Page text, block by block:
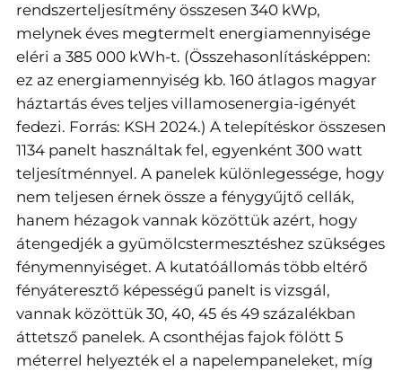
rendszerteljesítmény összesen 340 kWp,
melynek éves megtermelt energiamennyisége
eléri a 385 000 kWh-t. (Összehasonlításképpen:
ez az energiamennyiség kb. 160 átlagos magyar
háztartás éves teljes villamosenergia-igényét
fedezi. Forrás: KSH 2024.) A telepítéskor összesen
1134 panelt használtak fel, egyenként 300 watt
teljesítménnyel. A panelek különlegessége, hogy
nem teljesen érnek össze a fénygyűjtő cellák,
hanem hézagok vannak közöttük azért, hogy
átengedjék a gyümölcstermesztéshez szükséges
fénymennyiséget. A kutatóállomás több eltérő
fényáteresztő képességű panelt is vizsgál,
vannak közöttük 30, 40, 45 és 49 százalékban
áttetsző panelek. A csonthéjas fajok fölött 5
méterrel helyezték el a napelempaneleket, míg